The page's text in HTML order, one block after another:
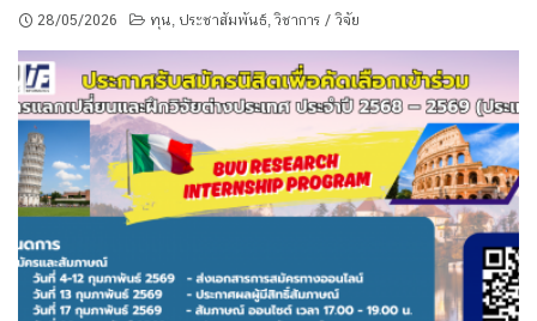
28/05/2026 ทุน ประชาสัมพันธ์ ,วิชาการ / วิจัย